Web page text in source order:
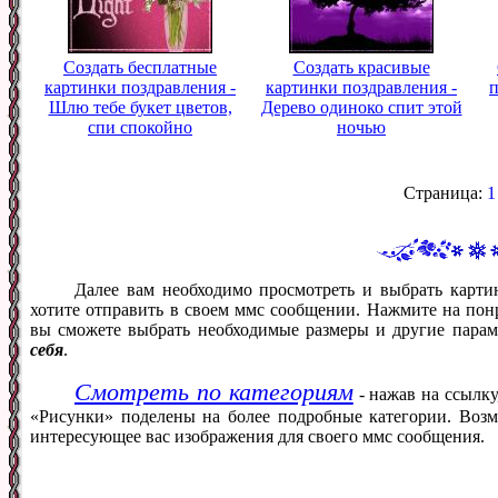
Создать бесплатные
картинки поздравления -
Шлю тебе букет цветов,
спи спокойно
Создать красивые
картинки поздравления -
Дерево одиноко спит этой
ночью
Страница: 1
Далее вам необходимо просмотреть и выбрать
хотите отправить в своем ммс сообщении. Нажмите на
вы сможете выбрать необходимые размеры и другие
себя.
Смотреть по категориям- нажав на
«Рисунки» поделены на более подробные категории.
интересующее вас изображения для своего ммс сообщения.